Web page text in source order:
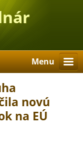
Menu
novú
na EÚ